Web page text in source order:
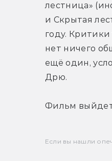
лестница»
и Скрытая
году.
нет ничего
ещё один,
Дрю.
Фильм выйдет
Если вы нашли